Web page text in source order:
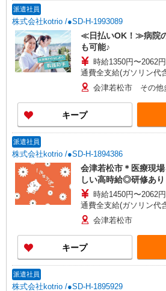
派遣社員
株式会社kotrio /●SD-H-1993089
≪日払いOK！≫病院
も可能♪
時給1350円〜2062
通費全支給(ガソリン代
会津若松市 その他
キープ
派遣社員
株式会社kotrio /●SD-H-1894386
会津若松市＊医療現
しい高時給◎研修あり
時給1450円〜2062
通費全支給(ガソリン代
会津若松市
キープ
派遣社員
株式会社kotrio /●SD-H-1895929